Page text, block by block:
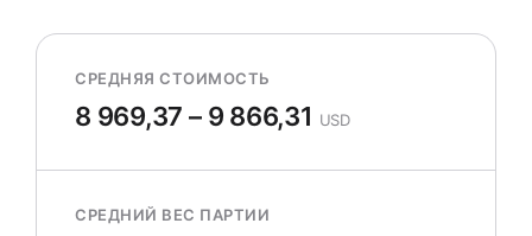
СРЕДНЯЯ СТОИМОСТЬ
8 969,37 – 9 866,31 USD
СРЕДНИЙ ВЕС ПАРТИИ